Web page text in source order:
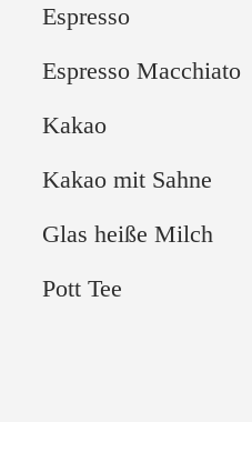
Espresso
Espresso Macchiato
Kakao
Kakao mit Sahne
Glas heiße Milch
Pott Tee